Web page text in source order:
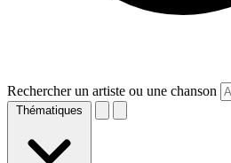
Rechercher un artiste ou une chanson
Thématiques